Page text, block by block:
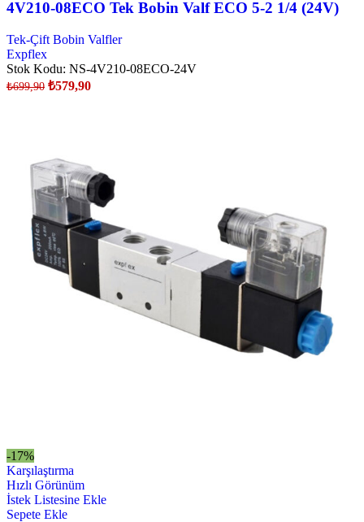
4V210-08ECO Tek Bobin Valf ECO 5-2 1/4 (24V)
Tek-Çift Bobin Valfler
Expflex
Stok Kodu: NS-4V210-08ECO-24V
₺699,90 ₺579,90
-17%
Karşılaştırma
Hızlı Görünüm
İstek Listesine Ekle
Sepete Ekle